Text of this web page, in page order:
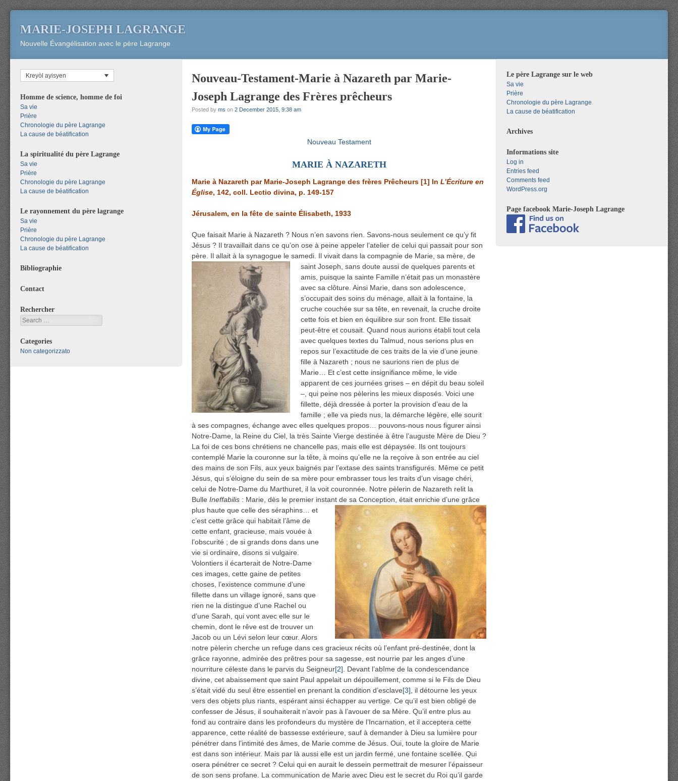
MARIE-JOSEPH LAGRANGE
Nouvelle Évangélisation avec le père Lagrange
Nouveau-Testament-Marie à Nazareth par Marie-
Joseph Lagrange des Frères prêcheurs
Posted by ms on 2 December 2015, 9:38 am
Nouveau Testament
MARIE À NAZARETH
Marie à Nazareth par Marie-Joseph Lagrange des frères Prêcheurs [1] In L’Écriture en
Église, 142, coll. Lectio divina, p. 149-157
Jérusalem, en la fête de sainte Élisabeth, 1933
Que faisait Marie à Nazareth ? Nous n’en savons rien. Savons‑nous seulement ce qu’y fit
Jésus ? Il travaillait dans ce qu’on ose à peine appeler l’atelier de celui qui passait pour son
père. Il allait à la synagogue le samedi. Il vivait dans la compagnie de Marie, sa mère, de
saint Joseph, sans doute aussi de quelques parents et
amis, puisque la sainte Famille n’était pas un monastère
avec sa clôture. Ainsi Marie, dans son adolescence,
s’occupait des soins du ménage, allait à la fontaine, la
cruche couchée sur sa tête, en revenait, la cruche droite
cette fois et bien en équilibre sur son front. Elle tissait
peut-être et cousait. Quand nous aurions établi tout cela
avec quelques textes du Talmud, nous serions plus en
repos sur l’exactitude de ces traits de la vie d’une jeune
fille à Nazareth ; nous ne saurions rien de plus de
Marie… Et c’est cette insignifiance même, le vide
apparent de ces journées grises – en dépit du beau soleil
–, qui peine nos pèlerins les mieux disposés. Voici une
fillette, déjà dressée à porter la provision d’eau de la
famille ; elle va pieds nus, la démarche légère, elle sourit
à ses compagnes, échange avec elles quelques propos… pouvons-nous nous figurer ainsi
Notre-Dame, la Reine du Ciel, la très Sainte Vierge destinée à être l’auguste Mère de Dieu ?
La foi de ces bons chrétiens ne chancelle pas, mais elle est dépaysée. Ils ont toujours
contemplé Marie la couronne sur la tête, à moins qu’elle ne la reçoive à son entrée au ciel
des mains de son Fils, aux yeux baignés par l’extase des saints transfigurés. Même ce petit
Jésus, qui s’éloigne du sein de sa mère pour embrasser tous les traits d’un visage chéri,
celui de Notre‑Dame du Marthuret, il la voit couronnée. Notre pèlerin de Nazareth relit la
Bulle Ineffabilis : Marie, dès le premier instant de sa Conception, était enrichie d’une grâce
plus haute que celle des séraphins… et
c’est cette grâce qui habitait l’âme de
cette enfant, gracieuse, mais vouée à
l’obscurité ; de si grands dons dans une
vie si ordinaire, disons si vulgaire.
Volontiers il écarterait de Notre-Dame
ces images, cette gaine de petites
choses, l’existence commune d’une
fillette dans un village ignoré, sans que
rien ne la distingue d’une Rachel ou
d’une Sarah, qui vont avec elle sur le
chemin, dont le rêve est de trouver un
Jacob ou un Lévi selon leur cœur. Alors
notre pèlerin cherche un refuge dans ces gracieux récits où l’enfant pré-destinée, dont la
grâce rayonne, admirée des prêtres pour sa sagesse, est nourrie par les anges d’une
nourriture céleste dans le parvis du Seigneur[2] . Devant l’abîme de la condescendance
divine, cet abaissement que saint Paul appelait un dépouillement, comme si le Fils de Dieu
s’était vidé du seul être essentiel en prenant la condition d’esclave[3] , il détourne les yeux
vers des objets plus riants, espérant ainsi échapper au vertige. Ce qu’il est bien obligé de
confesser de Jésus, il souhaiterait n’avoir pas à l’avouer de sa Mère. Qu’il entre plus au
fond au contraire dans les profondeurs du mystère de l’Incarnation, et il acceptera cette
apparence, cette réalité de bassesse extérieure, sauf à demander à Dieu sa lumière pour
pénétrer dans l’intimité des âmes, de Marie comme de Jésus. Oui, toute la gloire de Marie
est dans son intérieur. Mais par là aussi elle est un jardin fermé, une fontaine scellée. Qui
osera pénétrer ce secret ? Celui qui en aurait le dessein permettrait de mesurer l’épaisseur
de son sens profane. La communication de Marie avec Dieu est le secret du Roi qu’il garde
Kreyòl ayisyen
Homme de science, homme de foi
Sa vie
Prière
Chronologie du père Lagrange
La cause de béatification
La spiritualité du père Lagrange
Sa vie
Prière
Chronologie du père Lagrange
La cause de béatification
Le rayonnement du père lagrange
Sa vie
Prière
Chronologie du père Lagrange
La cause de béatification
Bibliographie
Contact
Rechercher
Search
Categories
Non categorizzato
Le père Lagrange sur le web
Sa vie
Prière
Chronologie du père Lagrange
La cause de béatification
Archives
Informations site
Log in
Entries feed
Comments feed
WordPress.org
Page facebook Marie-Joseph Lagrange